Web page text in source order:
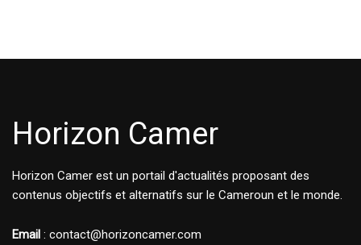
Horizon Camer
Horizon Camer est un portail d'actualités proposant des
contenus objectifs et alternatifs sur le Cameroun et le monde.
Email : contact@horizoncamer.com